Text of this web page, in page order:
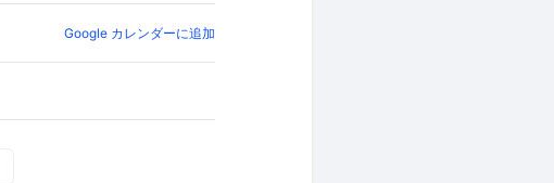
Google カレンダーに追加